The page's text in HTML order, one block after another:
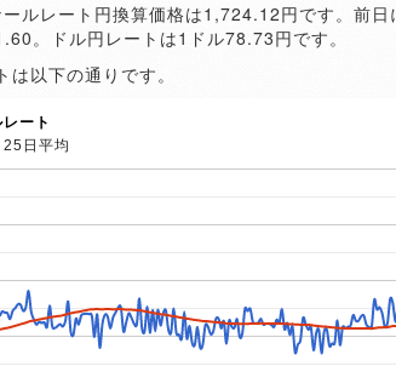
ルレート円換算価格は1,724.12円です。前日
。ドル円レートは1ドル78.73円です。
以下の通りです。
ート
25日平均